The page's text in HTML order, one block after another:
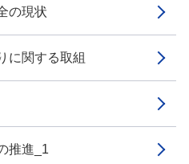
の現状
に関する取組
推進_1